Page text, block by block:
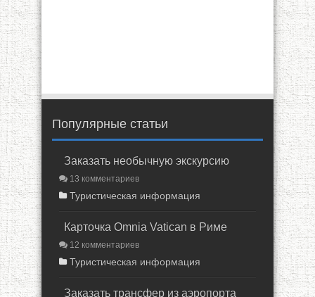
Популярные статьи
Заказать необычную экскурсию
13 комментариев
Туристическая информация
Карточка Omnia Vatican в Риме
12 комментариев
Туристическая информация
Заказать трансфер из аэропорта